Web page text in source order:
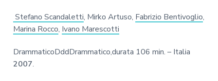
Stefano Scandaletti, Mirko Artuso, Fabrizio Bentivoglio,
Marina Rocco, Ivano Marescotti
DrammaticoDddDrammatico,durata 106 min. – Italia
2007.